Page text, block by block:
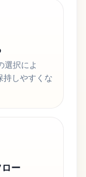
選択によ
持しやすくな
ー